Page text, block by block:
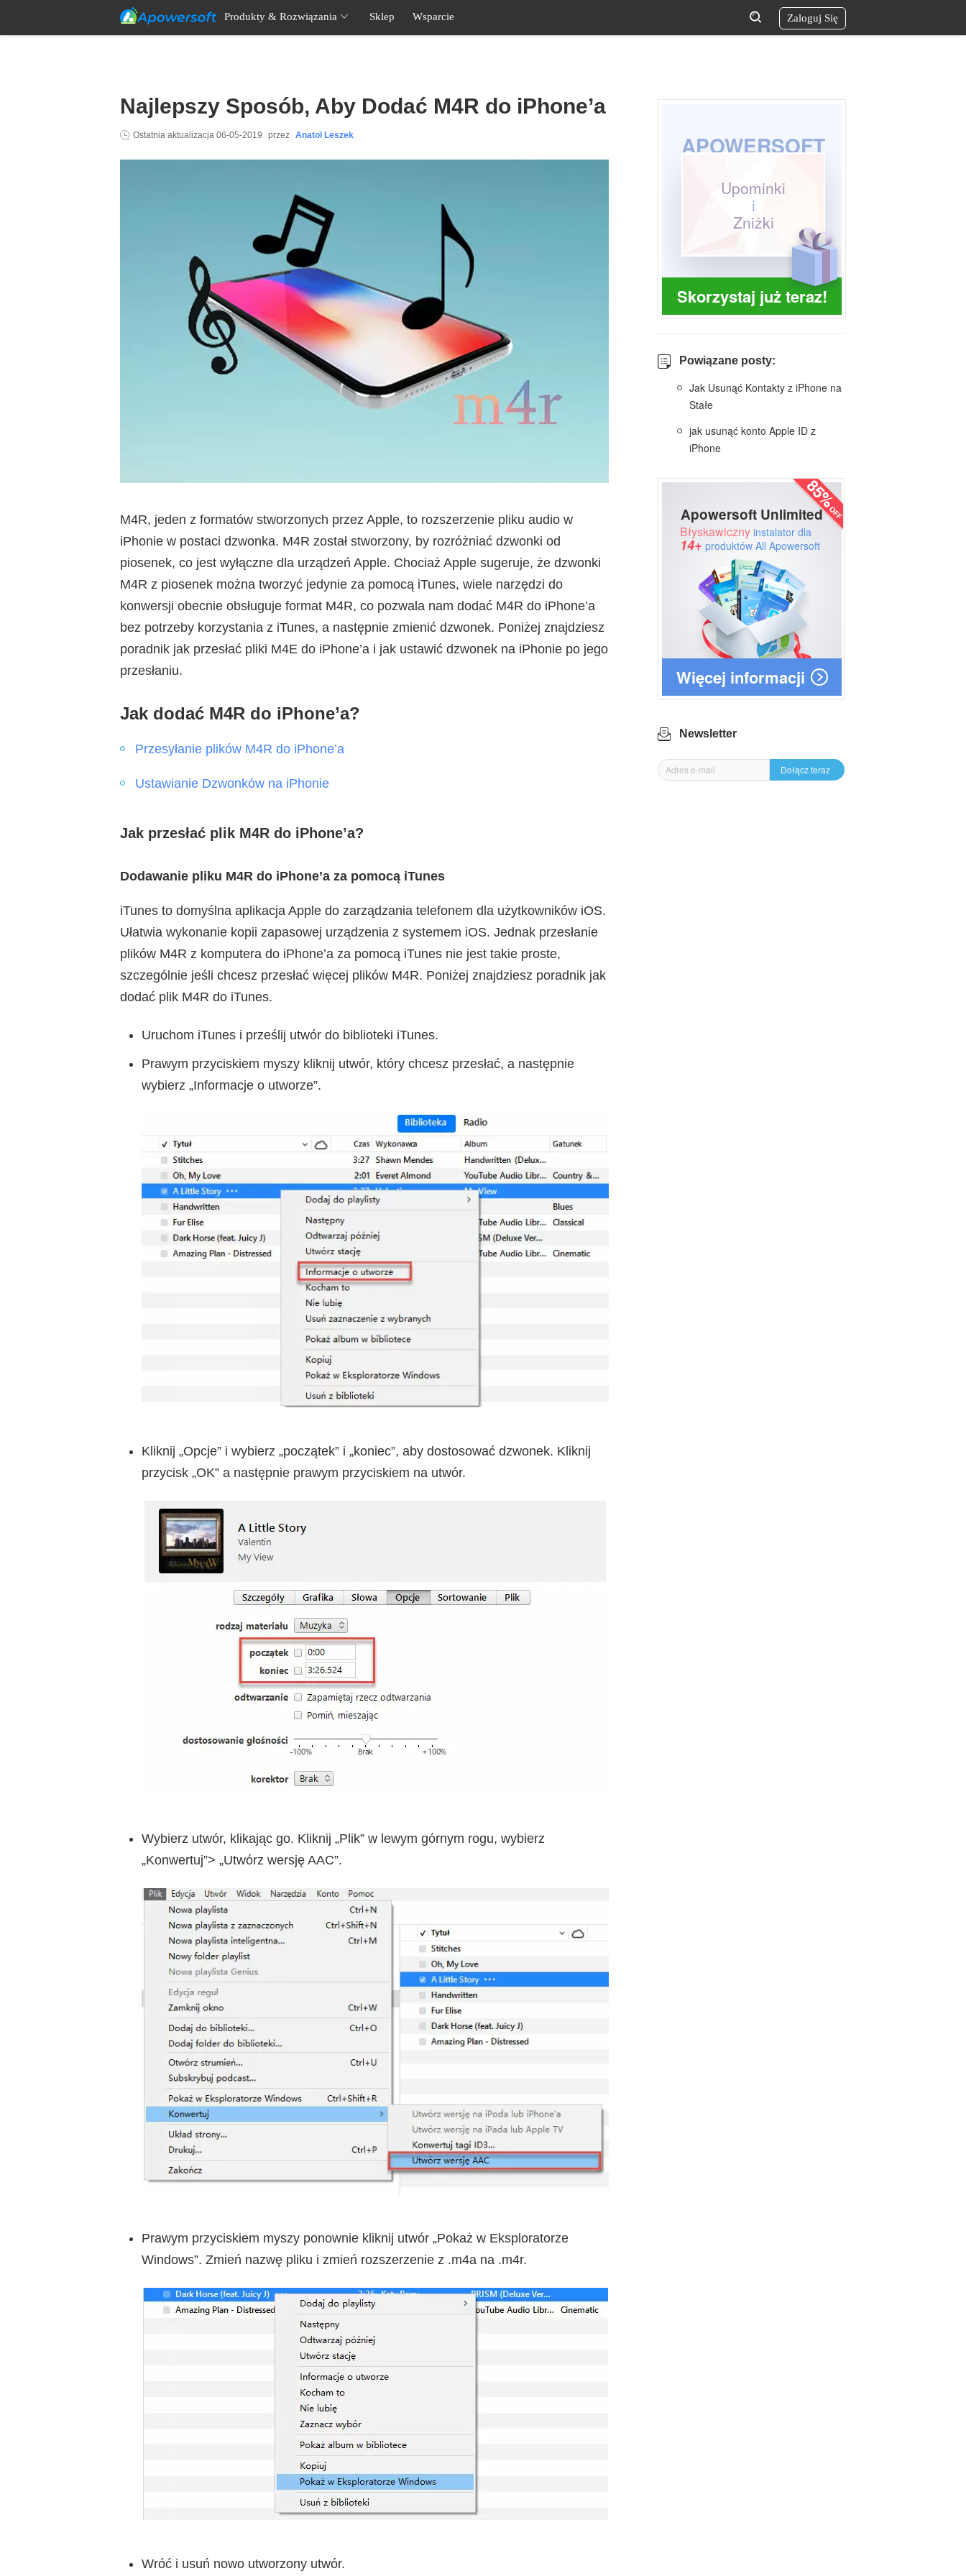
Produkty & Rozwiązania Sklep Wsparcie Zaloguj Się
Najlepszy Sposób, Aby Dodać M4R do iPhone’a
Ostatnia aktualizacja 06-05-2019 przez Anatol Leszek
M4R, jeden z formatów stworzonych przez Apple, to rozszerzenie pliku audio w
iPhonie w postaci dzwonka. M4R został stworzony, by rozróżniać dzwonki od
piosenek, co jest wyłączne dla urządzeń Apple. Chociaż Apple sugeruje, że dzwonki
M4R z piosenek można tworzyć jedynie za pomocą iTunes, wiele narzędzi do
konwersji obecnie obsługuje format M4R, co pozwala nam dodać M4R do iPhone’a
bez potrzeby korzystania z iTunes, a następnie zmienić dzwonek. Poniżej znajdziesz
poradnik jak przesłać pliki M4E do iPhone’a i jak ustawić dzwonek na iPhonie po jego
przesłaniu.
Jak dodać M4R do iPhone’a?
Przesyłanie plików M4R do iPhone’a
Ustawianie Dzwonków na iPhonie
Jak przesłać plik M4R do iPhone’a?
Dodawanie pliku M4R do iPhone’a za pomocą iTunes
iTunes to domyślna aplikacja Apple do zarządzania telefonem dla użytkowników iOS.
Ułatwia wykonanie kopii zapasowej urządzenia z systemem iOS. Jednak przesłanie
plików M4R z komputera do iPhone’a za pomocą iTunes nie jest takie proste,
szczególnie jeśli chcesz przesłać więcej plików M4R. Poniżej znajdziesz poradnik jak
dodać plik M4R do iTunes.
Uruchom iTunes i prześlij utwór do biblioteki iTunes.
Prawym przyciskiem myszy kliknij utwór, który chcesz przesłać, a następnie
wybierz „Informacje o utworze”.
Kliknij „Opcje” i wybierz „początek” i „koniec”, aby dostosować dzwonek. Kliknij
przycisk „OK” a następnie prawym przyciskiem na utwór.
Wybierz utwór, klikając go. Kliknij „Plik” w lewym górnym rogu, wybierz
„Konwertuj”> „Utwórz wersję AAC”.
Prawym przyciskiem myszy ponownie kliknij utwór „Pokaż w Eksploratorze
Windows”. Zmień nazwę pliku i zmień rozszerzenie z .m4a na .m4r.
Wróć i usuń nowo utworzony utwór.
Skorzystaj już teraz!
APOWERSOFT
Upominki
i
Zniżki
Powiązane posty:
Jak Usunąć Kontakty z iPhone na
Stałe
jak usunąć konto Apple ID z
iPhone
Więcej informacji
Apowersoft Unlimited
Błyskawiczny instalator dla
14+ produktów All Apowersoft
Newsletter
Dołącz teraz